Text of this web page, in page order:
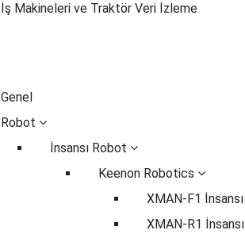
İş Makineleri ve Traktör Veri İzleme
Genel
Robot
İnsansı Robot
Keenon Robotics
XMAN-F1
XMAN-R1